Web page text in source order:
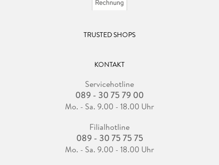
TRUSTED SHOPS
KONTAKT
Servicehotline
089 - 30 75 79 00
Mo. - Sa. 9.00 - 18.00 Uhr
Filialhotline
089 - 30 75 75 75
Mo. - Sa. 9.00 - 18.00 Uhr